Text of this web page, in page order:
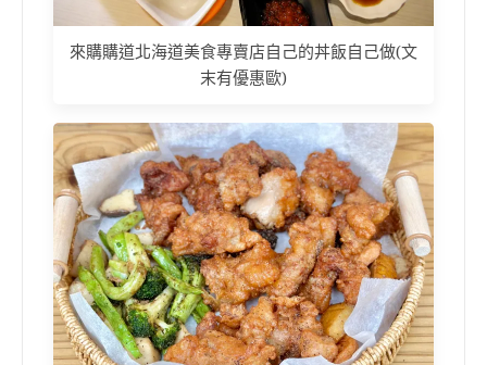
來購購道北海道美食專賣店自己的丼飯自己做(文
末有優惠歐)